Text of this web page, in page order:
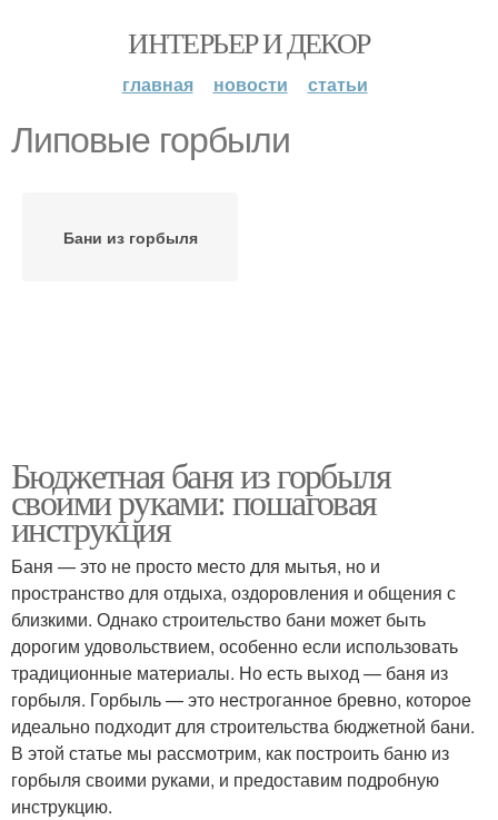
ИНТЕРЬЕР И ДЕКОР
главная новости статьи
Липовые горбыли
Бани из горбыля
Бюджетная баня из горбыля
своими руками: пошаговая
инструкция
Баня — это не просто место для мытья, но и
пространство для отдыха, оздоровления и общения с
близкими. Однако строительство бани может быть
дорогим удовольствием, особенно если использовать
традиционные материалы. Но есть выход — баня из
горбыля. Горбыль — это нестроганное бревно, которое
идеально подходит для строительства бюджетной бани.
В этой статье мы рассмотрим, как построить баню из
горбыля своими руками, и предоставим подробную
инструкцию.